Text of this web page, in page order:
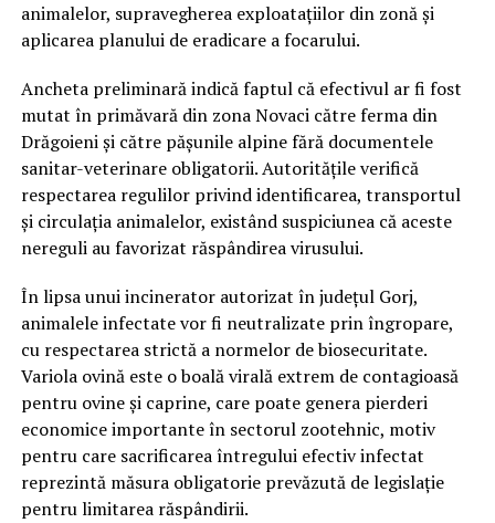
animalelor, supravegherea exploatațiilor din zonă și
aplicarea planului de eradicare a focarului.
Ancheta preliminară indică faptul că efectivul ar fi fost
mutat în primăvară din zona Novaci către ferma din
Drăgoieni și către pășunile alpine fără documentele
sanitar-veterinare obligatorii. Autoritățile verifică
respectarea regulilor privind identificarea, transportul
și circulația animalelor, existând suspiciunea că aceste
nereguli au favorizat răspândirea virusului.
În lipsa unui incinerator autorizat în județul Gorj,
animalele infectate vor fi neutralizate prin îngropare,
cu respectarea strictă a normelor de biosecuritate.
Variola ovină este o boală virală extrem de contagioasă
pentru ovine și caprine, care poate genera pierderi
economice importante în sectorul zootehnic, motiv
pentru care sacrificarea întregului efectiv infectat
reprezintă măsura obligatorie prevăzută de legislație
pentru limitarea răspândirii.